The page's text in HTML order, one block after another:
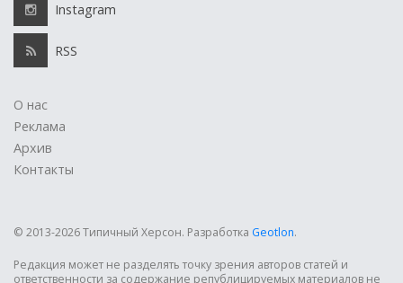
Instagram
RSS
О нас
Реклама
Архив
Контакты
© 2013-2026 Типичный Херсон. Разработка Geotlon.
Редакция может не разделять точку зрения авторов статей и
ответственности за содержание републицируемых материалов не